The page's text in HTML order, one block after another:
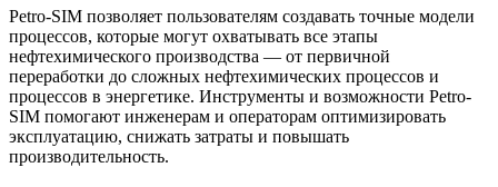
Petro-SIM позволяет пользователям создавать точные модели
процессов, которые могут охватывать все этапы
нефтехимического производства — от первичной
переработки до сложных нефтехимических процессов и
процессов в энергетике. Инструменты и возможности Petro-
SIM помогают инженерам и операторам оптимизировать
эксплуатацию, снижать затраты и повышать
производительность.